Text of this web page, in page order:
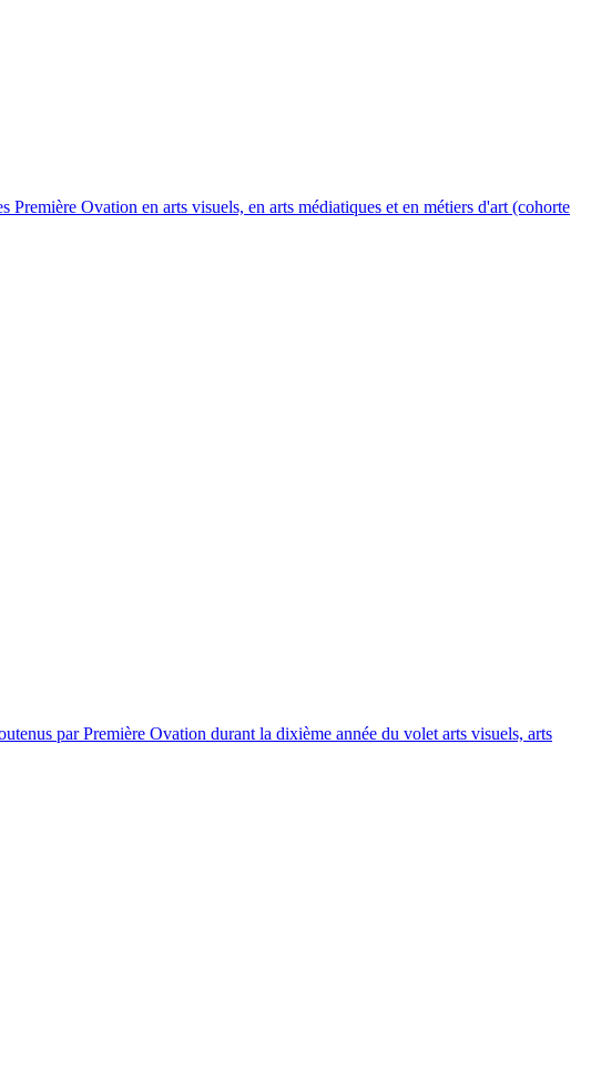
Ovation en arts visuels, en arts médiatiques et en métiers d'art (cohorte
par Première Ovation durant la dixième année du volet arts visuels, arts